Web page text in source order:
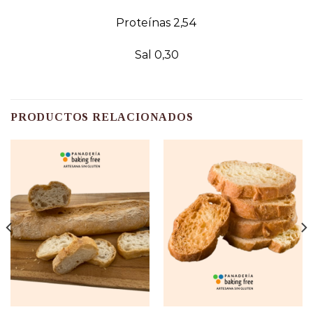
Proteínas 2,54
Sal 0,30
PRODUCTOS RELACIONADOS